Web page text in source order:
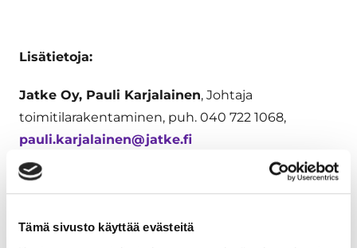
Tämä sivusto käyttää evästeitä
Lisätietoja:
Jatke Oy, Pauli Karjalainen, Johtaja
toimitilarakentaminen, puh. 040 722 1068,
pauli.karjalainen@jatke.fi
Lidl viestintä 09 2345 6400